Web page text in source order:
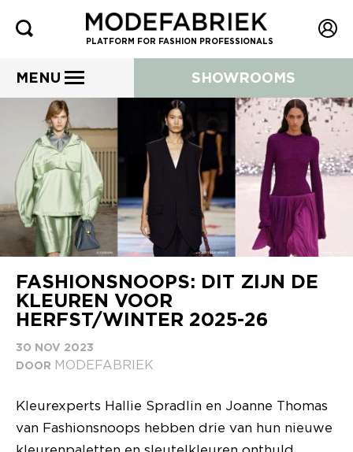
PLATFORM FOR FASHION PROFESSIONALS
MENU SHOWROOMS
FASHIONSNOOPS: DIT ZIJN DE
KLEUREN VOOR
HERFST/WINTER 2025-26
30 NOV 2023
DOOR MODEFABRIEK
Kleurexperts Hallie Spradlin en Joanne Thomas
van Fashionsnoops hebben drie van hun nieuwe